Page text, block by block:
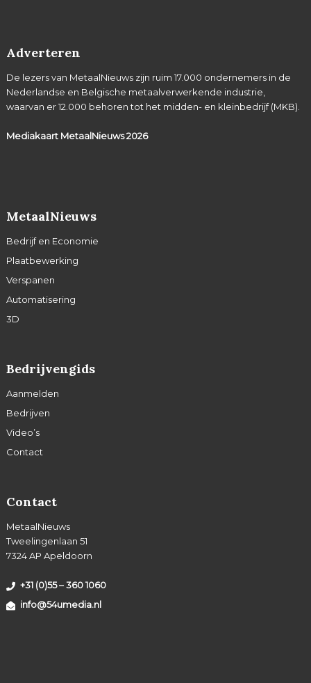
Adverteren
De lezers van MetaalNieuws zijn ruim 17.000 ondernemers in de
Nederlandse en Belgische metaalverwerkende industrie,
waarvan er 12.000 behoren tot het midden- en kleinbedrijf (MKB).
Mediakaart MetaalNieuws2026
MetaalNieuws
Bedrijf en Economie
Plaatbewerking
Verspanen
Automatisering
3D
Bedrijvengids
Aanmelden
Bedrijven
Video’s
Contact
Contact
MetaalNieuws
Tweelingenlaan 51
7324 AP Apeldoorn
+31 (0)55 – 360 1060
info@54umedia.nl